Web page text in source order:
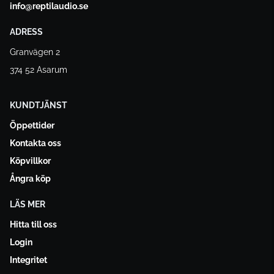
info@reptilaudio.se
ADRESS
Granvägen 2
374 52 Asarum
KUNDTJÄNST
Öppettider
Kontakta oss
Köpvillkor
Ångra köp
LÄS MER
Hitta till oss
Login
Integritet